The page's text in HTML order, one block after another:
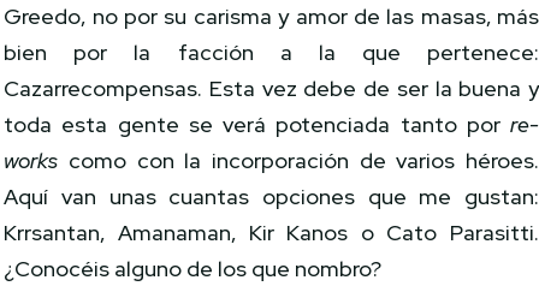
Greedo, no por su carisma y amor de las masas, más
bien por la facción a la que pertenece:
Cazarrecompensas. Esta vez debe de ser la buena y
toda esta gente se verá potenciada tanto porre-
works como con la incorporación de varios héroes.
Aquí van unas cuantas opciones que me gustan:
Krrsantan, Amanaman, Kir Kanos o Cato Parasitti.
¿Conocéis alguno de los que nombro?